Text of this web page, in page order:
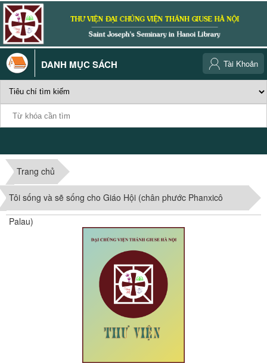
DANH MỤC SÁCH Tài Khoản
Trang chủ
Tôi sống và sẽ sống cho Giáo Hội (chân phước Phanxicô
Palau)